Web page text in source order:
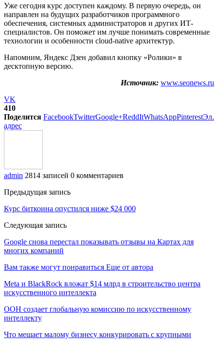
Уже сегодня курс доступен каждому. В первую очередь, он
направлен на будущих разработчиков программного
обеспечения, системных администраторов и других ИТ-
специалистов. Он поможет им лучше понимать современные
технологии и особенности cloud-native архитектур.
Напомним, Яндекс Дзен добавил кнопку «Ролики» в
десктопную версию.
Источник: www.seonews.ru
VK
410
Поделится FacebookTwitterGoogle+ReddItWhatsAppPinterestЭл.
адрес
admin 2814 записей 0 комментариев
Предыдущая запись
Курс биткоина опустился ниже $24 000
Следующая запись
Google снова перестал показывать отзывы на Картах для
многих компаний
Вам также могут понравиться Еще от автора
Meta и BlackRock вложат $14 млрд в строительство центра
искусственного интеллекта
ООН создает глобальную комиссию по искусственному
интеллекту
Что мешает малому бизнесу конкурировать с крупными